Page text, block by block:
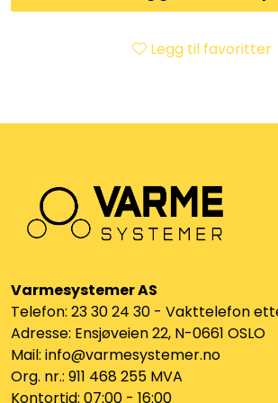
Legg til favoritter
Varmesystemer AS
Telefon: 23 30 24 30 - Vakttelefon
Adresse: Ensjøveien 22, N-0661 OSLO
Mail: info@varmesystemer.no
Org. nr.: 911 468 255 MVA
Kontortid: 07:00 - 16:00
Klemringskoblinger
Planfront radiatorer
Watersafe
Elektrokjeler